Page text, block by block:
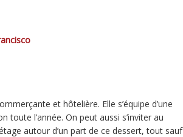
et hôtelière. Elle s’équipe d’une
toute l’année. On peut aussi s’inviter au
autour d’un part de ce dessert, tout sauf